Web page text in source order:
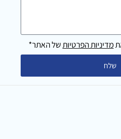
מדיניות הפרטיותשל האתר*
שלח